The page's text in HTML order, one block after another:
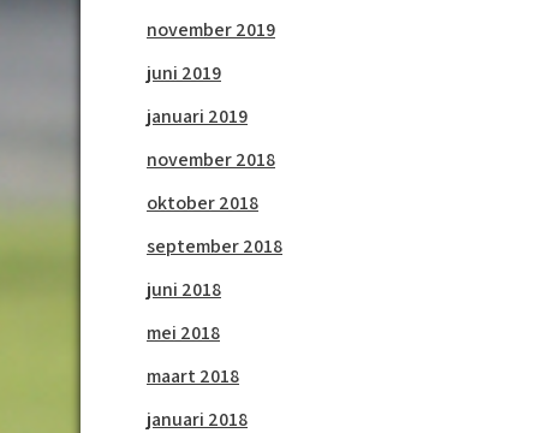
november 2019
juni 2019
januari 2019
november 2018
oktober 2018
september 2018
juni 2018
mei 2018
maart 2018
januari 2018